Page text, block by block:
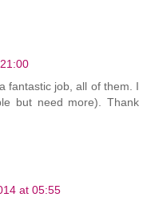
fantastic job, all of them. I
but need more). Thank
at 05:55